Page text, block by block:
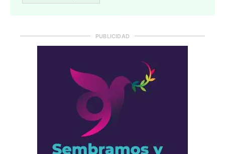
PUBLICIDAD